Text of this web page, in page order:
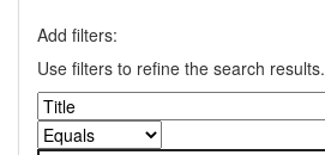
Add filters:
Use filters to refine the search results.